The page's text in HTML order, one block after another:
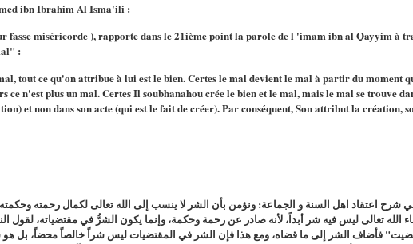
ibn Ibrahim Al Isma'ili :
miséricorde ), rapporte dans le 21ième point la parole de l 'imam ibn al Qayyim à
:
tout ce qu'on attribue à lui est le bien. Certes le mal devient le mal à partir du moment
n'est plus un mal. Certes Il soubhanahou crée le bien et le mal, mais le mal se trouve
et non dans son acte (qui est le fait de créer). Par conséquent, Son attribut la création,
شرح اعتقاد اهل السنة و الجماعة: ونؤمن بأن الشر لا ينسب إلى الله تعالى لكمال رحمته
تعالى ليس فيه شر أبداً، لأنه صادر عن رحمة وحكمة، وإنما يكون الشرُّ في مقتضياته، لقول
فأضاف الشر إلى ما قضاه، ومع هذا فإن الشر في المقتضيات ليس شراً خالصاً محضاً، بل